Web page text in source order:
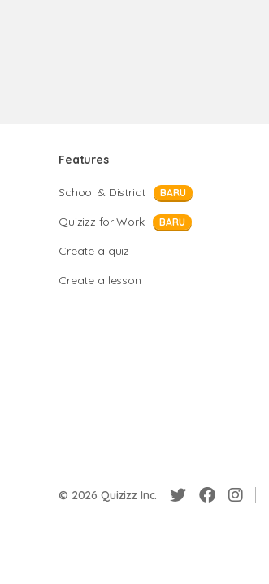
Features
School & District BARU
Quizizz for Work BARU
Create a quiz
Create a lesson
© 2026 Quizizz Inc.